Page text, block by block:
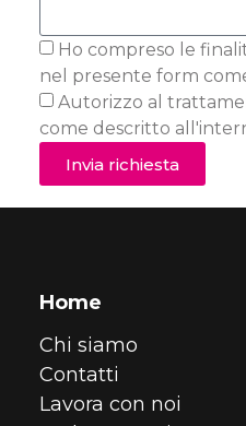
Ho compreso le
nel presente form
Autorizzo al
come descritto
Invia richiesta
Home
Chi siamo
Contatti
Lavora con noi